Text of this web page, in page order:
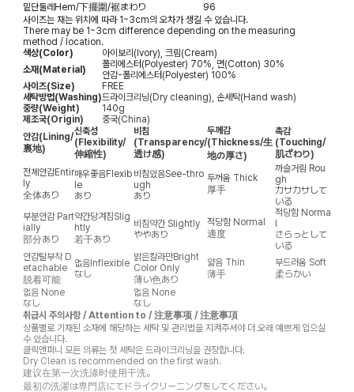
밑단둘레Hem/下擺圍/裾まわり
96
사이즈는 재는 위치에 따라 1~3cm의 오차가 생길 수 있습니다.
There may be 1~3cm difference depending on the measuring
method / location.
색상(Color)
아이보리(Ivory), 크림(Cream)
소재(Material)
폴리에스터(Polyester) 70%, 면(Cotton) 30%
안감-폴리에스터(Polyester) 100%
사이즈(Size)
FREE
세탁방법(Washing)드라이크리닝(Dry cleaning), 손세탁(Hand wash)
중량(Weight)
140g
제조국(Origin)
중국(China)
안감(Lining/
裏地)
신축성
(Flexibility/
伸縮性)
비침
(Transparency/
透け感)
두께감
(Thickness/生
地の厚さ)
촉감
(Touching/
肌ざわり)
전체안감Entir
ly
全体あり
매우좋음Flexib
le
あり
비침있음See-thro
ugh
あり
두꺼움 Thick
厚手
까슬거림 Rou
gh
カサカサして
いる
부분안감 Part
ially
部分あり
약간당겨짐Slig
htly
若干あり
비침약간 Slightly
ややあり
적당함 Normal
適度
적당함 Norma
l
さらっとして
いる
안감탈부착 D
etachable
脱着可能
없음Inflexible
なし
밝은칼라만Bright
Color Only
薄い色あり
얇음 Thin
薄手
부드러움 Soft
柔らかい
없음 None
なし
없음 None
なし
취급시 주의사항 / Attention to / 注意事项 / 注意事項
상품별로 기재된 소재에 해당하는 세탁 및 관리법을 지켜주셔야 더 오래 예쁘게 입으실
수 있습니다.
클릭앤퍼니 모든 의류는 첫 세탁은 드라이크리닝을 권장합니다.
Dry Clean is recommended on the first wash.
建议在第一次洗涤时使用干洗。
最初の洗濯は専門店にてドライクリーニングをしてください。